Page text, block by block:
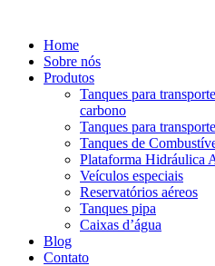
Home
Sobre nós
Produtos
Tanques para
carbono
Tanques para
Tanques de
Plataforma Hidráulica
Veículos especiais
Reservatórios aéreos
Tanques pipa
Caixas d’água
Blog
Contato